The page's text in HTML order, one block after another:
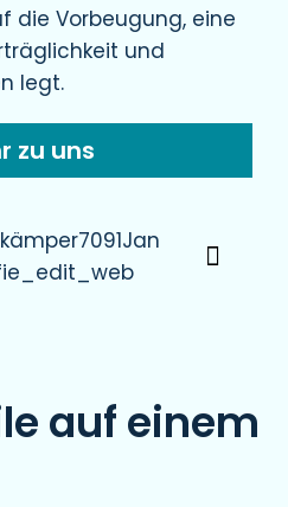
die Vorbeugung, eine
und
legt.
zu uns
auf einem